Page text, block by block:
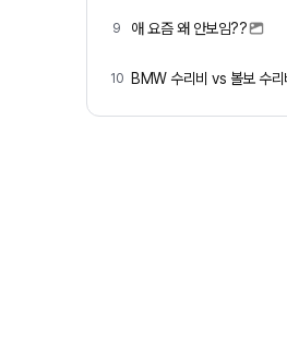
9 애 요즘 왜 안보임??
10